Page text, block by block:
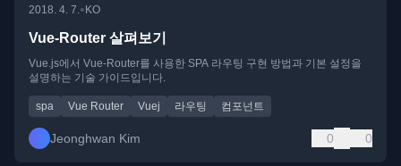
2018. 4. 7. •KO
Vue-Router 살펴보기
Vue.js에서 Vue-Router를 사용한 SPA 라우팅 구현 방법과 기본 설정을
설명하는 기술 가이드입니다.
spa Vue Router Vuej 라우팅 컴포넌트
Jeonghwan Kim 0 0